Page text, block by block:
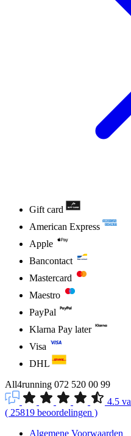
Gift card
American Express
Apple
Bancontact
Mastercard
Maestro
PayPal
Klarna Pay later
Visa
DHL
All4running 072 520 00 99
4.5
( 25819 beoordelingen )
Algemene Voorwaarden